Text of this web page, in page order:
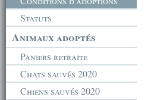
Statuts
Animaux adoptés
Paniers retraite
Chats sauvés 2020
Chiens sauvés 2020